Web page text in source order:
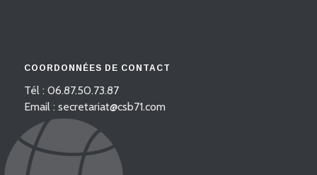
COORDONNÉES DE CONTACT
Tél : 06.87.50.73.87
Email : secretariat@csb71.com